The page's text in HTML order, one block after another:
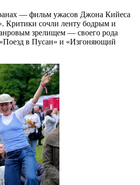
— фильм ужасов Джона Кийеса
Критики сочли ленту бодрым и
зрелищeм — своего рода
в Пусан» и «Изгоняющий